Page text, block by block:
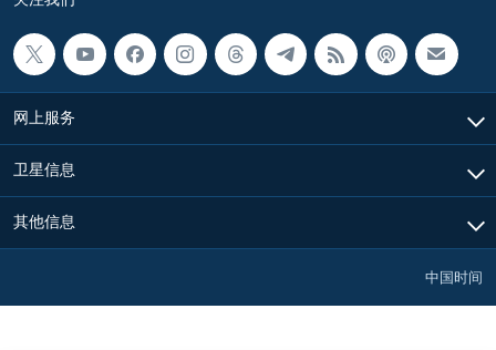
网上服务
卫星信息
其他信息
中国时间